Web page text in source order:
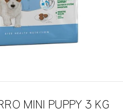
MINI PUPPY 3 KG